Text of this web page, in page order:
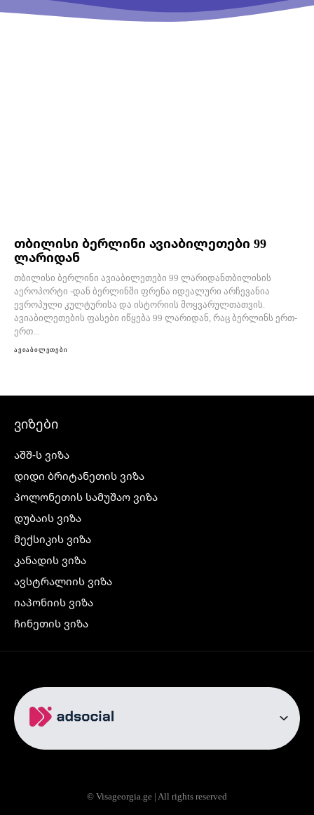
თბილისი ბერლინი ავიაბილეთები 99
ლარიდან
თბილისი ბერლინი ავიაბილეთები 99 ლარიდანთბილისის
აეროპორტი -დან ბერლინში ფრენა იდეალური არჩევანია
ევროპული კულტურისა და ისტორიის მოყვარულთათვის.
ავიაბილეთების ფასები იწყება 99 ლარიდან, რაც ბერლინს ერთ-
ერთ...
ავიაბილეთები
ვიზები
აშშ-ს ვიზა
დიდი ბრიტანეთის ვიზა
პოლონეთის სამუშაო ვიზა
დუბაის ვიზა
მექსიკის ვიზა
კანადის ვიზა
ავსტრალიის ვიზა
იაპონიის ვიზა
ჩინეთის ვიზა
ჩრდილოეთ ირლანდიის ვიზა
რუსეთის ვიზა
ავიაბილეთები
თბილისი ბაქო
© Visageorgia.ge | All rights reserved